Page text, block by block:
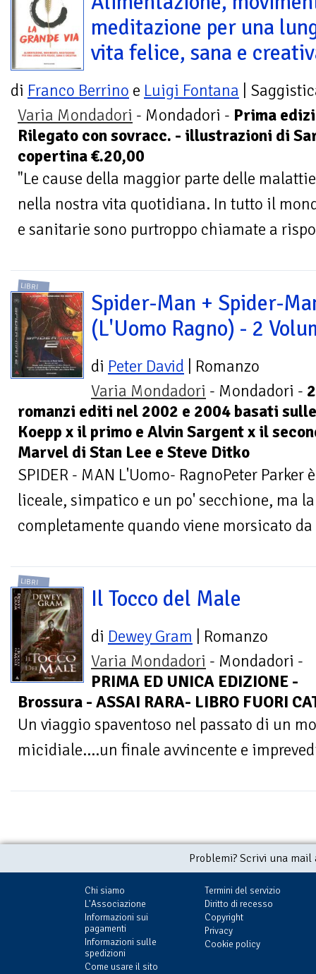
meditazione per una
vita felice, sana e
di Franco Berrino e Luigi Fontana |
Varia Mondadori - Mondadori - Prima
Rilegato con sovracc. - illustrazioni di
copertina €.20,00
"Le cause della maggior parte delle
nella nostra vita quotidiana. In tutto il
e sanitarie sono purtroppo chiamate a
LIBRI
Spider-Man + Spider-
(L'Uomo Ragno) - 2
di Peter David | Romanzo
Varia Mondadori - Mondadori - 2
romanzi editi nel 2002 e 2004 basati
Koepp x il primo e Alvin Sargent x il
Marvel di Stan Lee e Steve Ditko
SPIDER - MAN L'Uomo- RagnoPeter
liceale, simpatico e un po' secchione, ma
completamente quando viene morsicato
LIBRI
Il Tocco del Male
di Dewey Gram | Romanzo
Varia Mondadori - Mondadori -
PRIMA ED UNICA EDIZIONE -
Brossura - ASSAI RARA- LIBRO FUORI
Un viaggio spaventoso nel passato di un
micidiale....un finale avvincente e
Problemi? Scrivi una
Chi siamo
L'Associazione
Informazioni sui
pagamenti
Informazioni sulle
spedizioni
Come usare il sito
Termini del servizio
Diritto di recesso
Copyright
Privacy
Cookie policy